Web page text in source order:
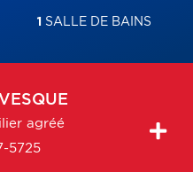
1 SALLE DE BAINS
agréé
5725